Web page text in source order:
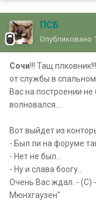
ПСБ
Опубликовано
Сочи!!! Тащ
от службы в
Вас на построении
волновался....
Вот выйдет из
- Был ли на форуме
- Нет не был...
- Ну и слава боогу...
Очень Вас ждал. - (С)
Мюнхгаузен"